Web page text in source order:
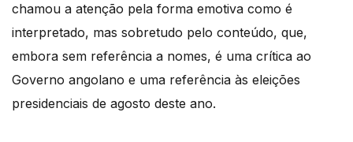
chamou a atenção pela forma emotiva como é
interpretado, mas sobretudo pelo conteúdo, que,
embora sem referência a nomes, é uma crítica ao
Governo angolano e uma referência às eleições
presidenciais de agosto deste ano.